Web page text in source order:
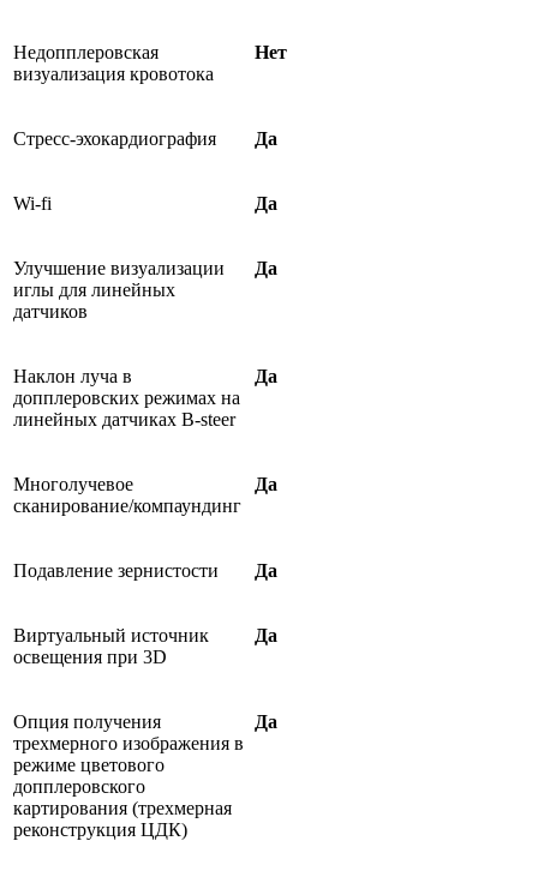
Недопплеровская
визуализация кровотока
Нет
Стресс-эхокардиография Да
Wi-fi Да
Улучшение визуализации
иглы для линейных
датчиков
Да
Наклон луча в
допплеровских режимах на
линейных датчиках B-steer
Да
Многолучевое
сканирование/компаундинг
Да
Подавление зернистости Да
Виртуальный источник
освещения при 3D
Да
Опция получения
трехмерного изображения в
режиме цветового
допплеровского
картирования (трехмерная
реконструкция ЦДК)
Да